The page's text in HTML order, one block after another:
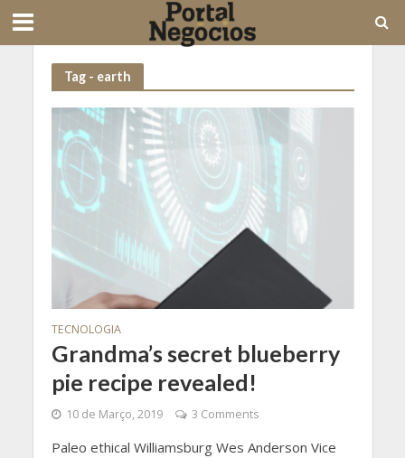
Tag - earth
TECNOLOGIA
Grandma’s secret blueberry
pie recipe revealed!
10 de Março, 2019 3 Comments
Paleo ethical Williamsburg Wes Anderson Vice